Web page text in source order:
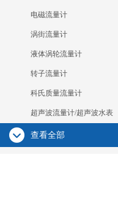
电磁流量计
涡街流量计
液体涡轮流量计
转子流量计
科氏质量流量计
超声波流量计/超声波水表
查看全部